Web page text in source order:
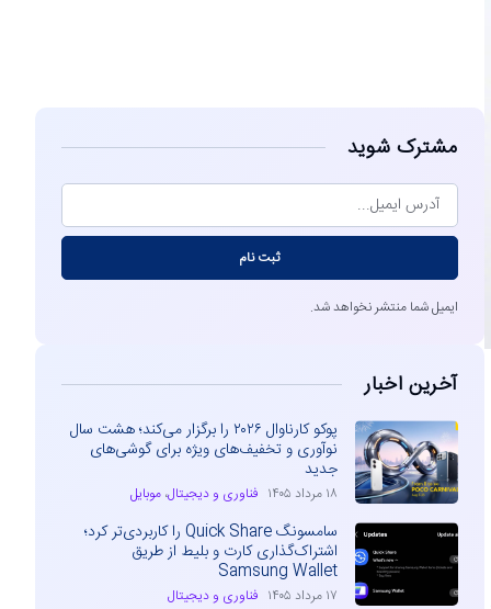
مشترک شوید
ثبت نام
ایمیل شما منتشر نخواهد شد.
آخرین اخبار
پوکو کارناوال ۲۰۲۶ را برگزار می‌کند؛ هشت سال
نوآوری و تخفیف‌های ویژه برای گوشی‌های
جدید
۱۸ مرداد ۱۴۰۵ فناوری و دیجیتال،موبایل
سامسونگ Quick Share را کاربردی‌تر کرد؛
اشتراک‌گذاری کارت و بلیط از طریق
Samsung Wallet
۱۷ مرداد ۱۴۰۵ فناوری و دیجیتال